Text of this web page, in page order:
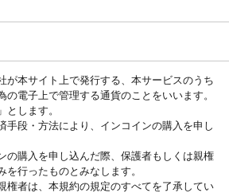
が本サイト上で発行する、本サービスのうち
の電子上で管理する通貨のことをいいます。
とします。
手段・方法により、インコインの購入を申し
の購入を申し込んだ際、保護者もしくは親権
を行ったものとみなします。
権者は、本規約の規定のすべてを了承してい